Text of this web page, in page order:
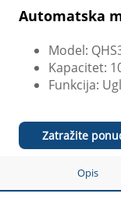
Automatska
Model:
Kapacitet:
Funkcija:
Zatražite
Opis